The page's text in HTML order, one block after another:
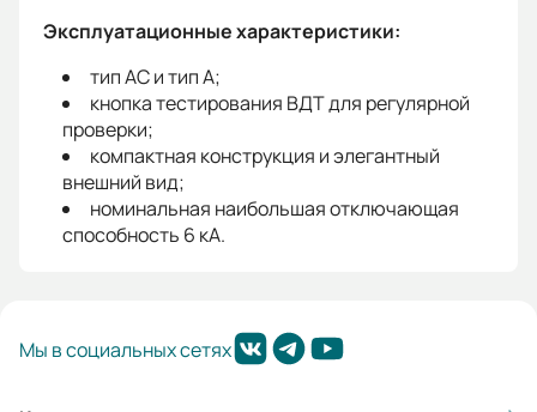
Эксплуатационные характеристики:
тип AC и тип A;
кнопка тестирования ВДТ для регулярной
проверки;
компактная конструкция и элегантный
внешний вид;
номинальная наибольшая отключающая
способность 6 кА.
Мы в социальных сетях